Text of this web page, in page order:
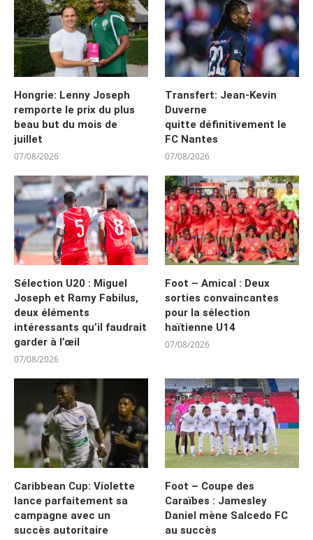
Hongrie: Lenny Joseph
remporte le prix du plus
beau but du mois de
juillet
07/08/2026
Transfert: Jean-Kevin
Duverne
quitte définitivement le
FC Nantes
07/08/2026
Sélection U20 : Miguel
Joseph et Ramy Fabilus,
deux éléments
intéressants qu’il faudrait
garder à l’œil
07/08/2026
Foot – Amical : Deux
sorties convaincantes
pour la sélection
haïtienne U14
07/08/2026
Caribbean Cup: Violette
lance parfaitement sa
campagne avec un
succès autoritaire
Foot – Coupe des
Caraïbes : Jamesley
Daniel mène Salcedo FC
au succès